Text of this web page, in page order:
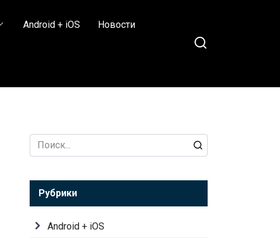
Android + iOS Новости
Search
for:
Рубрики
Android + iOS